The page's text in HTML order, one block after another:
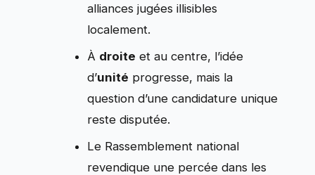
alliances jugées illisibles
localement.
À droite et au centre, l’idée
d’unité progresse, mais la
question d’une candidature unique
reste disputée.
Le Rassemblement national
revendique une percée dans les